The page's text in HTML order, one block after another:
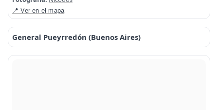
📍 Ver en el mapa
General Pueyrredón (Buenos Aires)